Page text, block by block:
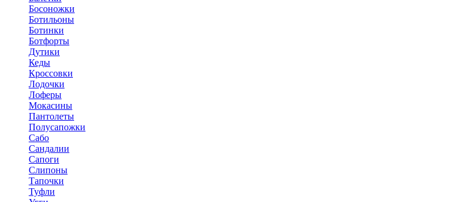
Босоножки
Ботильоны
Ботинки
Ботфорты
Дутики
Кеды
Кроссовки
Лодочки
Лоферы
Мокасины
Пантолеты
Полусапожки
Сабо
Сандалии
Сапоги
Слипоны
Тапочки
Туфли